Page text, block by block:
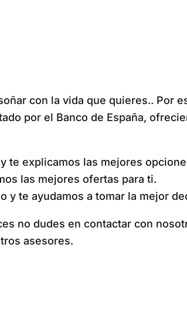
con la vida que quieres.. Por
por el Banco de España,
te explicamos las mejores
las mejores ofertas para ti.
y te ayudamos a tomar la mejor
no dudes en contactar con
asesores.